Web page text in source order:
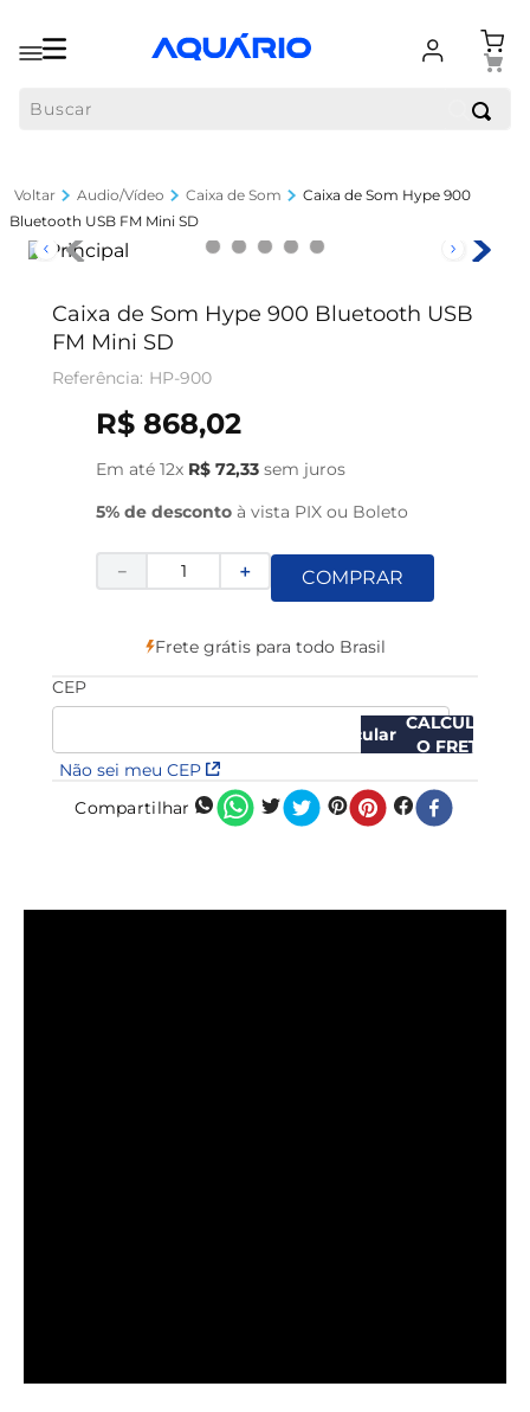
Audio/Vídeo Caixa de Som
Caixa de Som Hype 900
Bluetooth USB FM Mini SD
Caixa de Som Hype 900 Bluetooth USB
FM Mini SD
HP-900
R$ 868,02
Em até 12x R$ 72,33 sem juros
5% de desconto à vista PIX ou Boleto
＋
－ COMPRAR
Frete grátis para todo Brasil
CEP
Não sei meu CEP
CALCULAR
O FRETE
Compartilhar